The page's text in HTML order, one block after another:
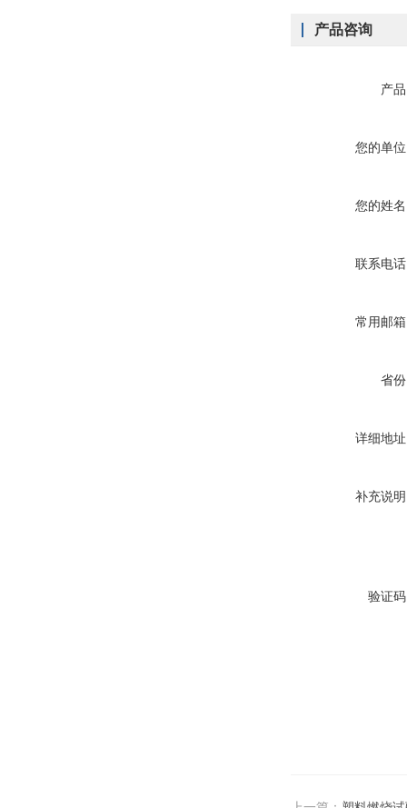
产品咨询
产
您的单
您的姓
联系电
常用邮
省
详细地
补充说
验证